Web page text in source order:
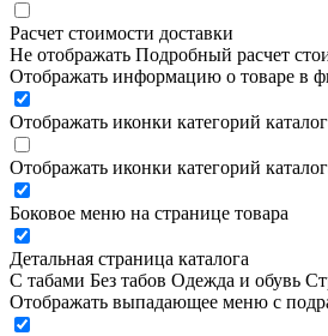
Расчет стоимости доставки
Не отображать Подробный расчет
Отображать информацию о товаре в
Отображать иконки категорий
Отображать иконки категорий
Боковое меню на странице товара
Детальная страница каталога
С табами Без табов Одежда и обувь
Отображать выпадающее меню с